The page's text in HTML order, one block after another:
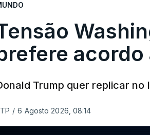
Trump quer replicar no
/ 6 Agosto 2026, 08:14